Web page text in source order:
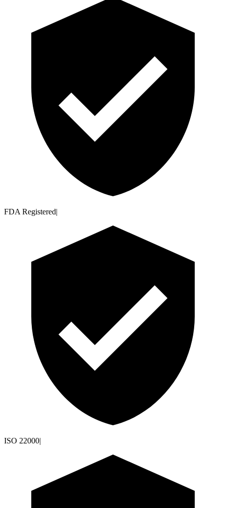
FDA Registered|
ISO 22000|